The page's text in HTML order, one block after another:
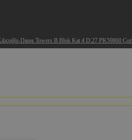
Danış Towers B Blok Kat 4 D:27 PK59860